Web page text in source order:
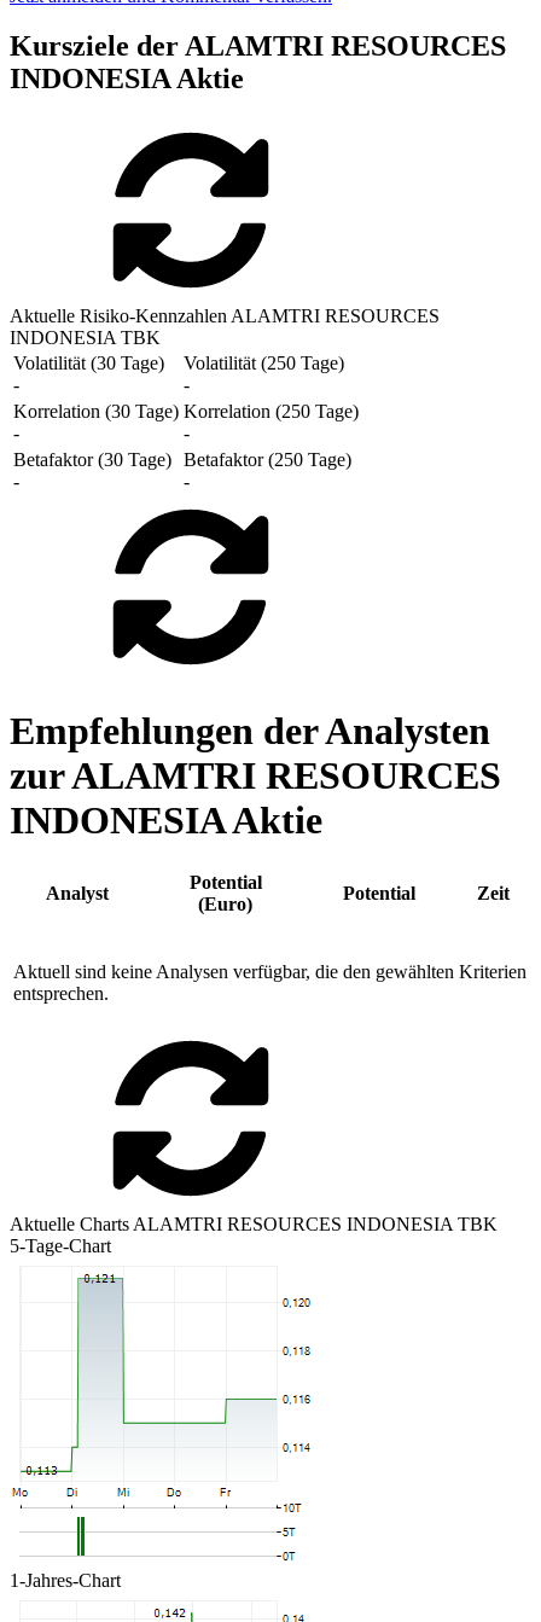
Kursziele der ALAMTRI RESOURCES
INDONESIA Aktie
Aktuelle Risiko-Kennzahlen ALAMTRI RESOURCES
INDONESIA TBK
Volatilität (30 Tage)
-
Volatilität (250 Tage)
-
Korrelation (30 Tage)
-
Korrelation (250 Tage)
-
Betafaktor (30 Tage)
-
Betafaktor (250 Tage)
-
Empfehlungen der Analysten
zur ALAMTRI RESOURCES
INDONESIA Aktie
Analyst
Potential
(Euro)
Potential Zeit
Aktuell sind keine Analysen verfügbar, die den gewählten Kriterien
entsprechen.
Aktuelle Charts ALAMTRI RESOURCES INDONESIA TBK
5-Tage-Chart
1-Jahres-Chart